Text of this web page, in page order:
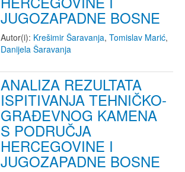
JUGOZAPADNE BOSNE
Autor(i): Krešimir Šaravanja, Tomislav Marić,
Danijela Šaravanja
ANALIZA REZULTATA
ISPITIVANJA TEHNIČKO-
GRAĐEVNOG KAMENA
S PODRUČJA
HERCEGOVINE I
JUGOZAPADNE BOSNE